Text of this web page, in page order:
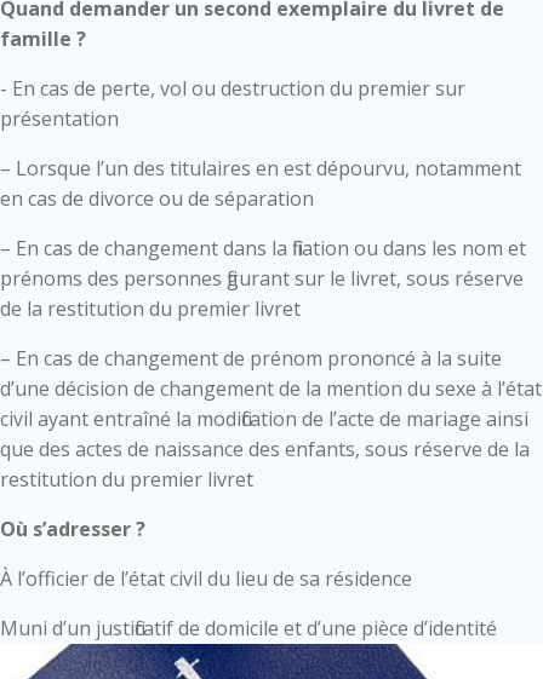
Quand demander un second exemplaire du livret de
famille ?
- En cas de perte, vol ou destruction du premier sur
présentation
– Lorsque l’un des titulaires en est dépourvu, notamment
en cas de divorce ou de séparation
– En cas de changement dans la filiation ou dans les nom et
prénoms des personnes figurant sur le livret, sous réserve
de la restitution du premier livret
– En cas de changement de prénom prononcé à la suite
d’une décision de changement de la mention du sexe à l’état
civil ayant entraîné la modification de l’acte de mariage ainsi
que des actes de naissance des enfants, sous réserve de la
restitution du premier livret
Où s’adresser ?
À l’officier de l’état civil du lieu de sa résidence
Muni d’un justificatif de domicile et d’une pièce d’identité